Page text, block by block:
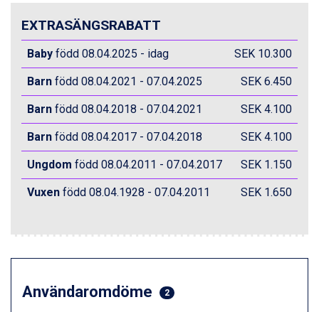
St. Anton från 11.245 kr.
Zell am See från 6.295 kr.
Canazei från 7.195 kr.
Livigno från 5.595 kr.
Ponte di Legno från 7.395 kr.
Alleghe från 8.545 kr.
Bad Gastein från 6.295 kr.
Sauze dOulx från 6.145 kr.
La Thuile från 7.045 kr.
Cervinia från 8.245 kr.
Passo Tonale från 5.895 kr.
Champoluc från 5.945 kr.
Ischgl från 11.295 kr.
EXTRASÄNGSRABATT
Baby född 08.04.2025 - idag SEK 10.300
Barn född 08.04.2021 - 07.04.2025 SEK 6.450
Barn född 08.04.2018 - 07.04.2021 SEK 4.100
Barn född 08.04.2017 - 07.04.2018 SEK 4.100
Ungdom född 08.04.2011 - 07.04.2017 SEK 1.150
Vuxen född 08.04.1928 - 07.04.2011 SEK 1.650
Användaromdöme 2